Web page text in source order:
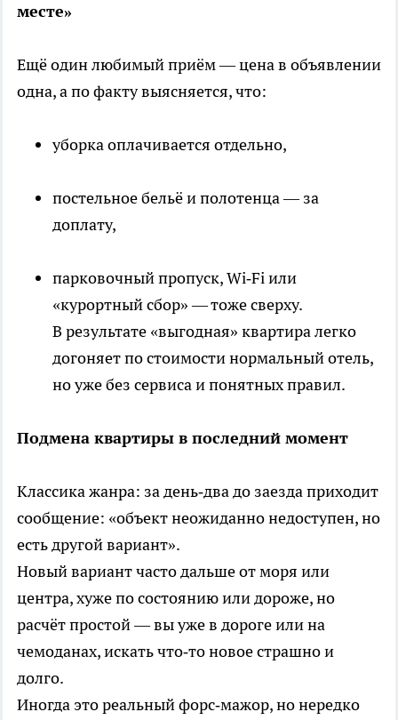
месте»
Ещё один любимый приём — цена в объявлении
одна, а по факту выясняется, что:
уборка оплачивается отдельно,
постельное бельё и полотенца — за
доплату,
парковочный пропуск, Wi‑Fi или
«курортный сбор» — тоже сверху.
В результате «выгодная» квартира легко
догоняет по стоимости нормальный отель,
но уже без сервиса и понятных правил.
Подмена квартиры в последний момент
Классика жанра: за день‑два до заезда приходит
сообщение: «объект неожиданно недоступен, но
есть другой вариант».
Новый вариант часто дальше от моря или
центра, хуже по состоянию или дороже, но
расчёт простой — вы уже в дороге или на
чемоданах, искать что‑то новое страшно и
долго.
Иногда это реальный форс‑мажор, но нередко